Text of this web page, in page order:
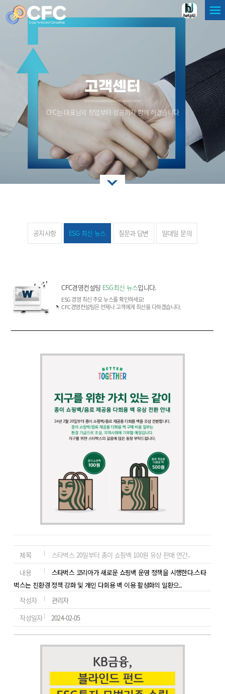
고객센터
CFC는 대표님의 창업부터 성공까지 함께 하겠습니다
공지사항 ESG 최신 뉴스 질문과 답변 일대일 문의
CFC경영컨설팅 ESG최신 뉴스입니다.
ESG 경영 최신 주요 뉴스를 확인하세요!
CFC경영컨설팅은 언제나 고객에게 최선을 다하겠습니다.
제목
스타벅스 20일부터 종이 쇼핑백 100원 유상 판매 연간..
내용
스타벅스 코리아가 새로운 쇼핑백 운영 정책을 시행한다.스타
벅스는 친환경 정책 강화 및 개인 다회용 백 이용 활성화의 일환으..
작성자
관리자
작성일자
2024-02-05